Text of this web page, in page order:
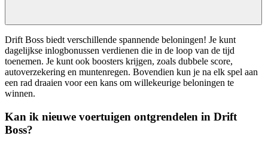
Drift Boss biedt verschillende spannende beloningen! Je kunt
dagelijkse inlogbonussen verdienen die in de loop van de tijd
toenemen. Je kunt ook boosters krijgen, zoals dubbele score,
autoverzekering en muntenregen. Bovendien kun je na elk spel aan
een rad draaien voor een kans om willekeurige beloningen te
winnen.
Kan ik nieuwe voertuigen ontgrendelen in Drift
Boss?